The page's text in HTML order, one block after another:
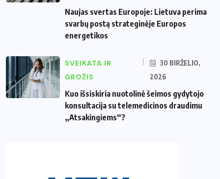
Naujas svertas Europoje: Lietuva perima
svarbų postą strateginėje Europos
energetikos
SVEIKATA IR
GROŽIS
30 BIRŽELIO,
2026
Kuo išsiskiria nuotolinė šeimos gydytojo
konsultacija su telemedicinos draudimu
„Atsakingiems“?